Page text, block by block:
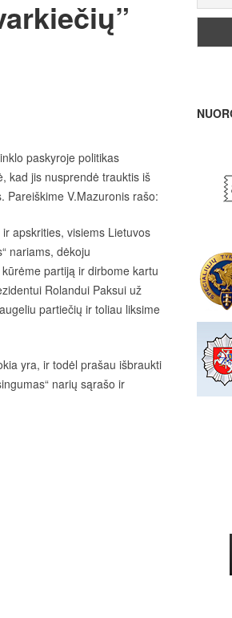
paskyroje politikas
kad jis nusprendė trauktis iš
Pareiškime V.Mazuronis rašo:
apskrities, visiems Lietuvos
nariams, dėkoju
partiją ir dirbome kartu
Rolandui Paksui už
partiečių ir toliau liksime
yra, ir todėl prašau išbraukti
narių sąrašo ir